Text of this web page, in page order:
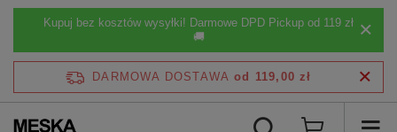
Kupuj bez kosztów wysyłki! Darmowe DPD Pickup od 119 zł
🚚
DARMOWA DOSTAWA od 119,00 zł